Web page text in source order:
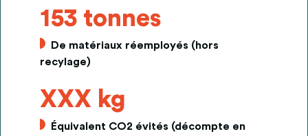
153 tonnes
De matériaux réemployés (hors
recylage)
XXX kg
Équivalent CO2 évités (décompte en